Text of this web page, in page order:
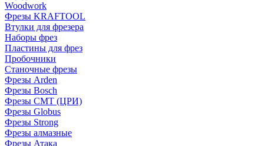
Woodwork
Фрезы KRAFTOOL
Втулки для фрезера
Наборы фрез
Пластины для фрез
Пробочники
Станочные фрезы
Фрезы Arden
Фрезы Bosch
Фрезы CMT (ЦРИ)
Фрезы Globus
Фрезы Strong
Фрезы алмазные
Фрезы Атака